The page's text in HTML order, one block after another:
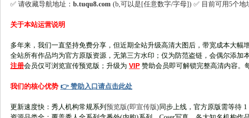
✅ 请收藏导航地址： b.tuqu8.com (b,可以是[任意数字/字母]) ✅ 目前可用5个地
关于本站运营说明
多年来，我们一直坚持免费分享，但近期全站升级高清大图后，带宽成本大幅
全站所有作品均为官方原版资源，无第三方水印；仅为防范盗链，会偶尔添加
注册会员仅可浏览宣传预览版 ； 升级为 VIP 赞助会员即可解锁完整高清内容。
我们的核心优势 👉 赞助入口请点击此处
更新速度快：秀人机构常规系列 预览版(即宣传版) 同步上线，官方原版需等待